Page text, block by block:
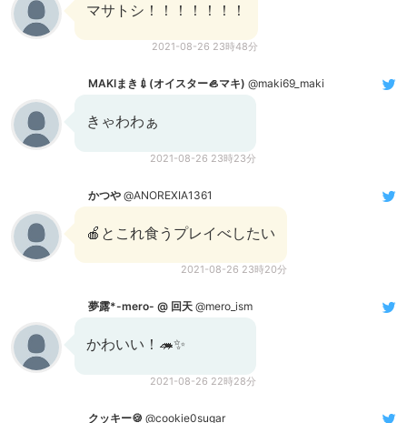
マサトシ！！！！！！！
2021-08-26 23時48分
MAKIまき💉(オイスター🦪マキ) @maki69_maki
きゃわわぁ
2021-08-26 23時23分
かつや @ANOREXIA1361
🍎とこれ食うプレイべしたい
2021-08-26 23時20分
夢露*-mero- @ 回天 @mero_ism
かわいい！🦔✨
2021-08-26 22時28分
クッキー🍪 @cookie0sugar